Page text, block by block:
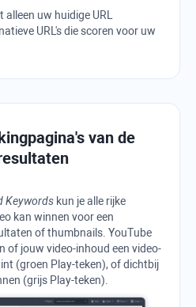
uw huidige URL
URL's die scoren voor uw
van de
Keywords kun je alle rijke
kan winnen voor een
of thumbnails. YouTube
of jouw video-inhoud een video-
(groen Play-teken), of dichtbij
(grijs Play-teken).